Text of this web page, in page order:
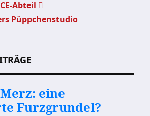
Abteil
Püppchenstudio
eine
Furzgrundel?